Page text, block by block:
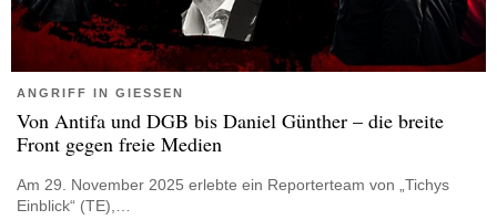
ANGRIFF IN GIESSEN
Von Antifa und DGB bis Daniel Günther – die breite
Front gegen freie Medien
Am 29. November 2025 erlebte ein Reporterteam von „Tichys
Einblick“ (TE),…